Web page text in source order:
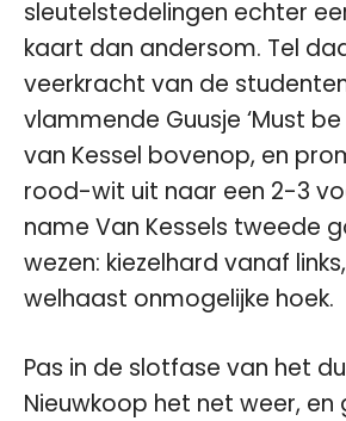
sleutelstedelingen echter
kaart dan andersom. Tel
veerkracht van de
vlammende Guusje ‘Must be
van Kessel bovenop, en
rood-wit uit naar een 2-3
name Van Kessels tweede
wezen: kiezelhard vanaf
welhaast onmogelijke hoek.
Pas in de slotfase van het
Nieuwkoop het net weer, en